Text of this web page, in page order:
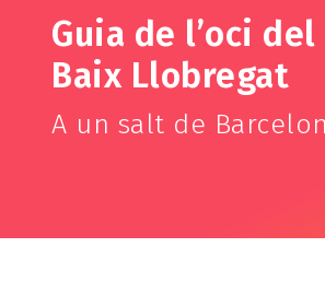
Guia de l’oci del
Baix Llobregat
A un salt de